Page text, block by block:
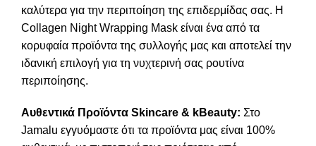
καλύτερα για την περιποίηση της επιδερμίδας σας. Η
Collagen Night Wrapping Mask είναι ένα από τα
κορυφαία προϊόντα της συλλογής μας και αποτελεί την
ιδανική επιλογή για τη νυχτερινή σας ρουτίνα
περιποίησης.
Αυθεντικά Προϊόντα Skincare & kBeauty: Στο
Jamalu εγγυόμαστε ότι τα προϊόντα μας είναι 100%